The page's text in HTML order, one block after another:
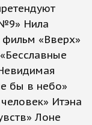
Нила
«Вверх»
бы в небо»
Итэна
Лоне